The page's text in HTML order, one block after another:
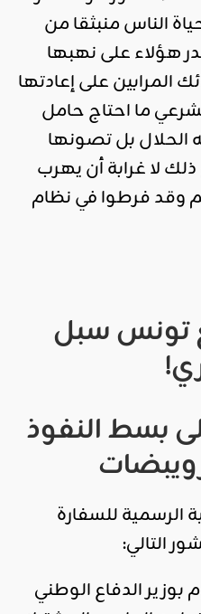
الناس منبثقا من
قدر هؤلاء على نهبها
المرابين على إعادتها
ما احتاج حامل
الحلال بل تصونها
لا غرابة أن يهرب
وقد فرطوا في نظام
تونس سبل
بسط النفوذ
الرسمية للسفارة
التالي:
بوزير الدفاع الوطني